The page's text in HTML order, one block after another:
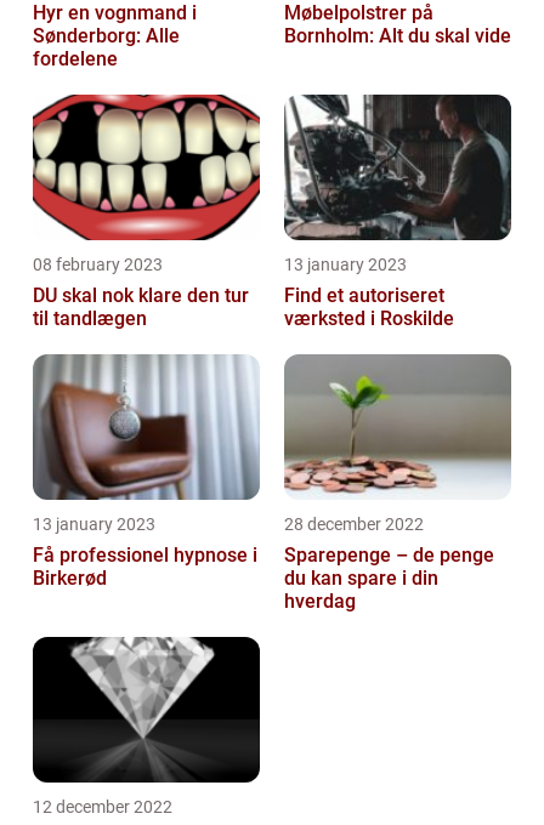
Hyr en vognmand i
Sønderborg: Alle
fordelene
Møbelpolstrer på
Bornholm: Alt du skal vide
08 february 2023
DU skal nok klare den tur
til tandlægen
13 january 2023
Find et autoriseret
værksted i Roskilde
13 january 2023
Få professionel hypnose i
Birkerød
28 december 2022
Sparepenge – de penge
du kan spare i din
hverdag
12 december 2022